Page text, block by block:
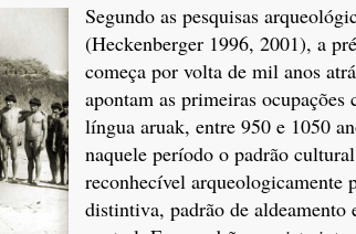
Segundo as pesquisas
(Heckenberger 1996, 2001), a
começa por volta de mil anos
apontam as primeiras ocupações
língua aruak, entre 950 e 1050
naquele período o padrão
reconhecível arqueologicamente
distintiva, padrão de aldeamento